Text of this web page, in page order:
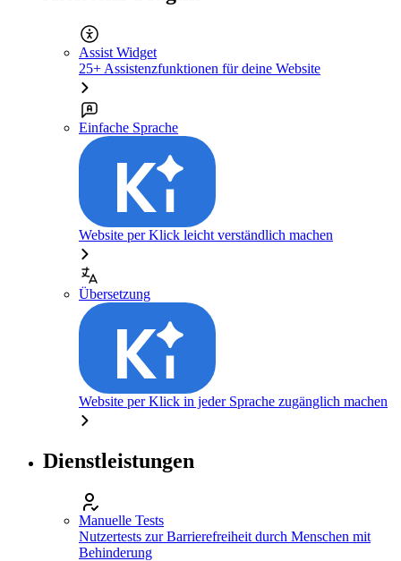
Assist Widget
25+ Assistenzfunktionen für deine Website
Einfache Sprache
Website per Klick leicht verständlich machen
Übersetzung
Website per Klick in jeder Sprache zugänglich machen
Dienstleistungen
Manuelle Tests
Nutzertests zur Barrierefreiheit durch Menschen mit
Behinderung